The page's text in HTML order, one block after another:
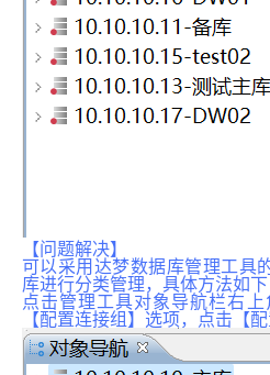
【问题解决】
可以采用达梦数据库管理工具
库进行分类管理，具体方法如下
点击管理工具对象导航栏右
【配置连接组】选项，点击【配